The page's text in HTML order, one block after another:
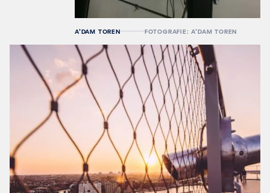
A’DAM TOREN FOTOGRAFIE: A’DAM TOREN